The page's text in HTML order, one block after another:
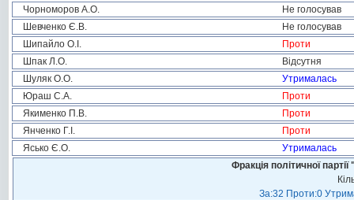
Чорноморов А.О.
Не голосував
Шевченко Є.В.
Не голосував
Шипайло О.І.
Проти
Шпак Л.О.
Відсутня
Шуляк О.О.
Утрималась
Юраш С.А.
Проти
Якименко П.В.
Проти
Янченко Г.І.
Проти
Ясько Є.О.
Утрималась
Фракція політичної
За:32 Проти:0